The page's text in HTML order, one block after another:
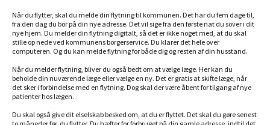
Når du flytter, skal du melde din flytning til kommunen. Det har du fem dage til,
fra den dag du bor på din nye adresse. Det vil sige fra den første nat du sover i dit
nye hjem. Du melder din flytning digitalt, så det er ikke noget med, at du skal
stille op nede ved kommunens borgerservice. Du klarer det hele over
computeren. Og du kan melde flytning for både dig og resten af din husstand.
Når du melder flytning, bliver du også bedt om at vælge læge. Her kan du
beholde din nuværende læge eller vælge en ny. Det er gratis at skifte læge, når
det sker i forbindelse med en flytning. Dog skal der være åbent for tilgang af nye
patienter hos lægen.
Du skal også give dit elselskab besked om, at du er flyttet. Det skal du gøre senest